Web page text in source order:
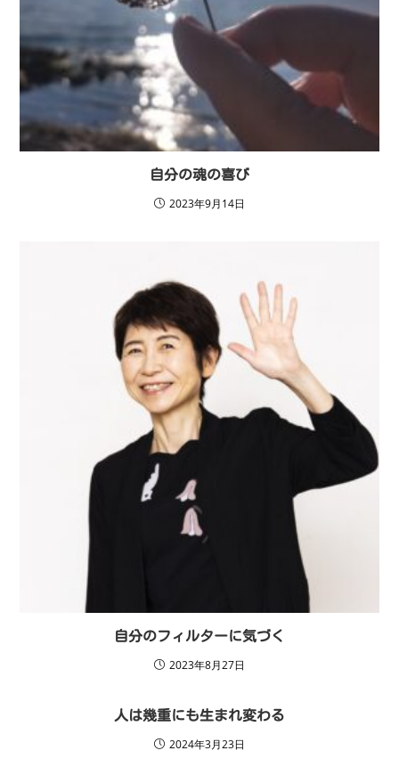
自分の魂の喜び
2023年9月14日
自分のフィルターに気づく
2023年8月27日
人は幾重にも生まれ変わる
2024年3月23日